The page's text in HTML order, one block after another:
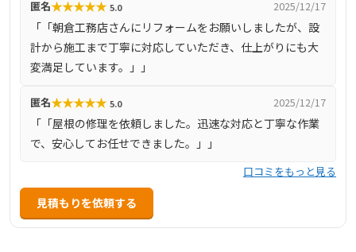
技術を活かし、安心・安全な住まいづくりをサポートして
います。
匿名★★★★★ 5.0 2025/12/17
「「朝倉工務店さんにリフォームをお願いしましたが、設
計から施工まで丁寧に対応していただき、仕上がりにも大
変満足しています。」」
匿名★★★★★ 5.0 2025/12/17
「「屋根の修理を依頼しました。迅速な対応と丁寧な作業
で、安心してお任せできました。」」
口コミをもっと見る
見積もりを依頼する